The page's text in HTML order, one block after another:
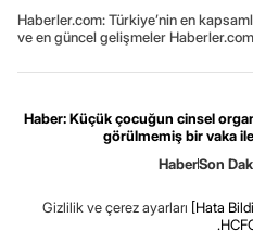
Haberler.com: Türkiye’nin en
ve en güncel gelişmeler
Haber: Küçük çocuğun cinsel
görülmemiş bir vaka
HaberSon
Gizlilik ve çerez ayarları [Hata